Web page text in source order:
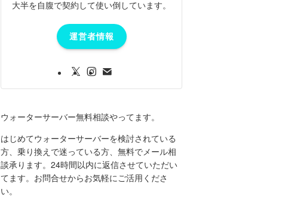
大半を自腹で契約して使い倒しています。
運営者情報
ウォーターサーバー無料相談やってます。
はじめてウォーターサーバーを検討されている
方、乗り換えで迷っている方、無料でメール相
談承ります。24時間以内に返信させていただい
てます。お問合せからお気軽にご活用くださ
い。